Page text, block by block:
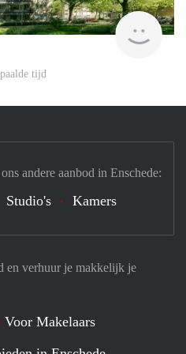
tijd
en verhuur je makkelijk je
Voor Makelaars
andere aanbod in Enschede:
Studio's Kamers